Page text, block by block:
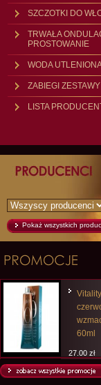
SZCZOTKI DO
TRWAŁA
PROSTOWANIE
WODA
ZABIEGI ZESTAWY
LISTA
Pokaż wszystkich
60ml
27,00 zł
25,20